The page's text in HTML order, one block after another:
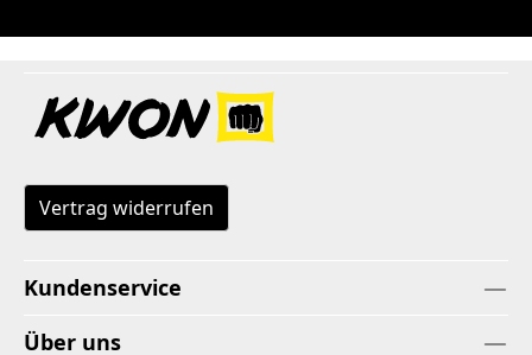
Vertrag widerrufen
Kundenservice
Über uns